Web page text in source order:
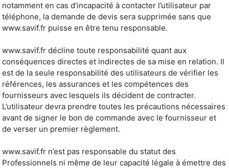
notamment en cas d’incapacité à contacter l’utilisateur par
téléphone, la demande de devis sera supprimée sans que
www.savif.fr puisse en être tenu responsable.
www.savif.fr décline toute responsabilité quant aux
conséquences directes et indirectes de sa mise en relation. Il
est de la seule responsabilité des utilisateurs de vérifier les
références, les assurances et les compétences des
fournisseurs avec lesquels ils décident de contracter.
L’utilisateur devra prendre toutes les précautions nécessaires
avant de signer le bon de commande avec le fournisseur et
de verser un premier règlement.
www.savif.fr n’est pas responsable du statut des
Professionnels ni même de leur capacité légale à émettre des